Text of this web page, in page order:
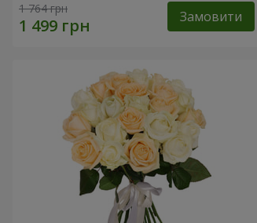
1 764 грн Замовити